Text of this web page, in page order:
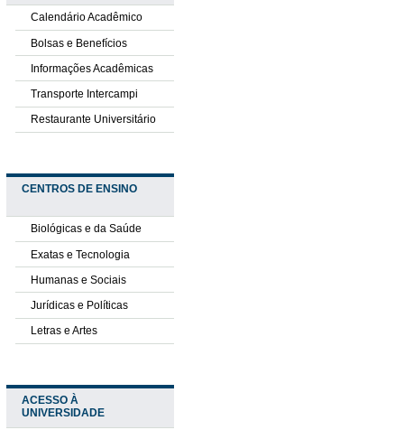
Calendário Acadêmico
Bolsas e Benefícios
Informações Acadêmicas
Transporte Intercampi
Restaurante Universitário
CENTROS DE ENSINO
Biológicas e da Saúde
Exatas e Tecnologia
Humanas e Sociais
Jurídicas e Políticas
Letras e Artes
ACESSO À
UNIVERSIDADE